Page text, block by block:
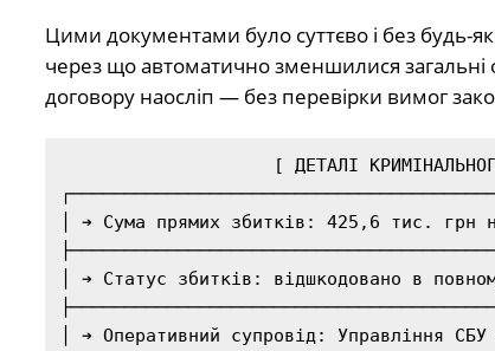
Цими документами було суттєво і без будь-
через що автоматично зменшилися загальні
договору наосліп — без перевірки вимог
│ ➔ Сума прямих збитків: 425,6 тис. грн
│ ➔ Статус збитків: відшкодовано в
│ ➔ Оперативний супровід: Управління